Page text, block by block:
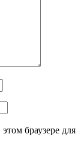
браузере для